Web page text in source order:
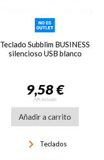
Teclado Subblim BUSINESS
silencioso USB blanco
9,58 €
IVA incluido
Añadir a carrito
keyboard_arrow_right Teclados